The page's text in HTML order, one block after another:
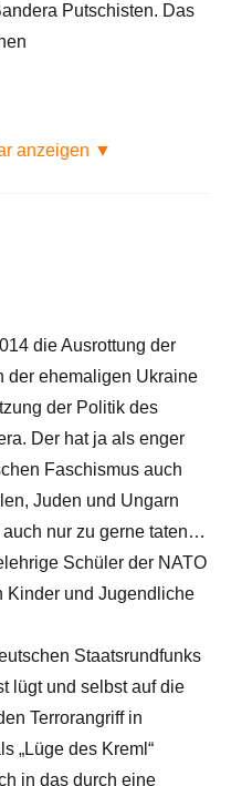
Putschisten. Das
anzeigen ▼
die Ausrottung der
der ehemaligen Ukraine
der Politik des
Der hat ja als enger
Faschismus auch
Juden und Ungarn
nur zu gerne taten…
Schüler der NATO
Kinder und Jugendliche
Staatsrundfunks
lügt und selbst auf die
Terrorangriff in
„Lüge des Kreml“
in das durch eine